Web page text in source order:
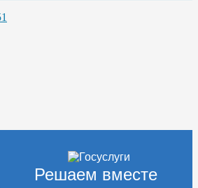
Решаем вместе